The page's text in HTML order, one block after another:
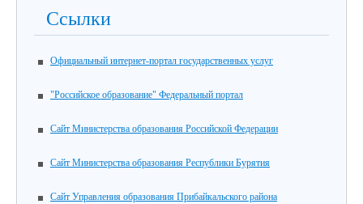
Ссылки
Официальный интернет-портал государственных услуг
"Российское образование" Федеральный портал
Сайт Министерства образования Российской Федерации
Сайт Министерства образования Республики Бурятия
Сайт Управления образования Прибайкальского района